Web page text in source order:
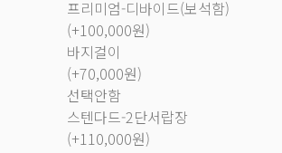
프리미엄-디바이드(보석함)
(+100,000원)
바지걸이
(+70,000원)
선택안함
스텐다드-2단서랍장
(+110,000원)